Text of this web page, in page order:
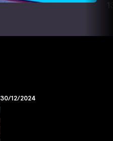
30/12/2024